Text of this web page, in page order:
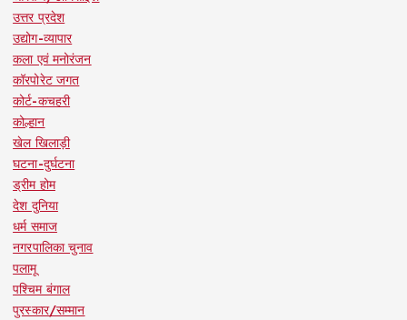
उत्तर प्रदेश
उद्योग-व्यापार
कला एवं मनोरंजन
कॉरपोरेट जगत
कोर्ट-कचहरी
कोल्हान
खेल खिलाड़ी
घटना-दुर्घटना
ड्रीम होम
देश दुनिया
धर्म समाज
नगरपालिका चुनाव
पलामू
पश्चिम बंगाल
पुरस्कार/सम्मान